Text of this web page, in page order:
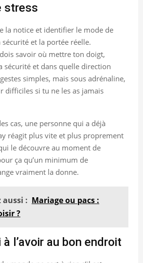
stress
la notice et identifier le mode de
et la portée réelle.
savoir où mettre ton doigt,
sécurité et dans quelle direction
simples, mais sous adrénaline,
difficiles si tu ne les as jamais
cas, une personne qui a déjà
réagit plus vite et plus proprement
le découvre au moment de
ça qu’un minimum de
vraiment la donne.
aussi : Mariage ou pacs :
?
l’avoir au bon endroit